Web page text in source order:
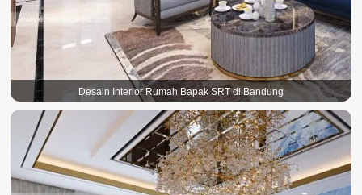
Desain Interior Rumah Bapak SRT di Bandung